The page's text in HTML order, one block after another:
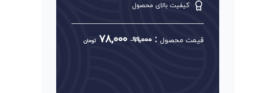
کیفیت بالای محصول
قیمت محصول:
99,000
78,000 تومان